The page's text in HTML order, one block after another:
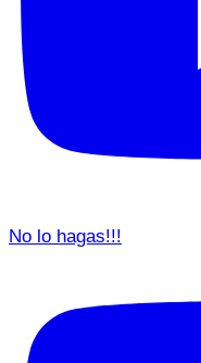
No lo hagas!!!